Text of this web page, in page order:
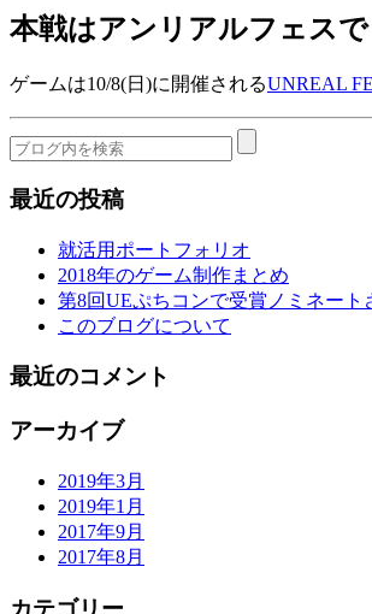
本戦はアンリアルフェスで
ゲームは10/8(日)に開催されるUNREAL
最近の投稿
就活用ポートフォリオ
2018年のゲーム制作まとめ
第8回UEぷちコンで受賞ノミネート
このブログについて
最近のコメント
アーカイブ
2019年3月
2019年1月
2017年9月
2017年8月
カテゴリー